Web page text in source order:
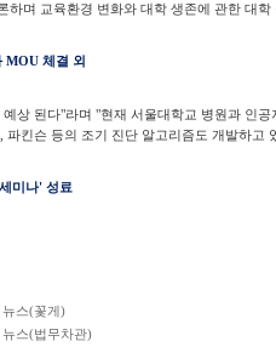
하며 교육환경 변화와 대학 생존에 관한 대학
MOU 체결 외
상 된다"라며 "현재 서울대학교 병원과 인
파킨슨 등의 조기 진단 알고리즘도 개발하고
미나' 성료
뉴스(꽃게)
스(법무차관)